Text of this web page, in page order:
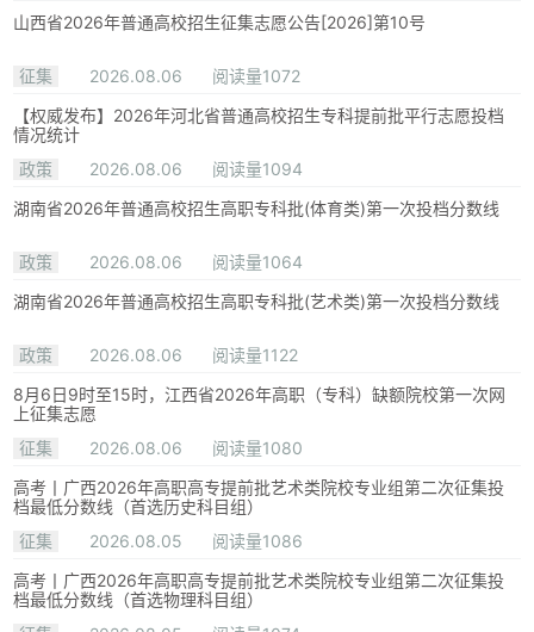
山西省2026年普通高校招生征集志愿公告[2026]第10号
征集 2026.08.06
阅读量1072
【权威发布】2026年河北省普通高校招生专科提前批平行志愿投档
情况统计
政策
2026.08.06
阅读量1094
湖南省2026年普通高校招生高职专科批(体育类)第一次投档分数线
政策 2026.08.06
阅读量1064
湖南省2026年普通高校招生高职专科批(艺术类)第一次投档分数线
政策 2026.08.06
阅读量1122
8月6日9时至15时，江西省2026年高职（专科）缺额院校第一次网
上征集志愿
征集
2026.08.06
阅读量1080
高考丨广西2026年高职高专提前批艺术类院校专业组第二次征集投
档最低分数线（首选历史科目组）
征集
2026.08.05
阅读量1086
高考丨广西2026年高职高专提前批艺术类院校专业组第二次征集投
档最低分数线（首选物理科目组）